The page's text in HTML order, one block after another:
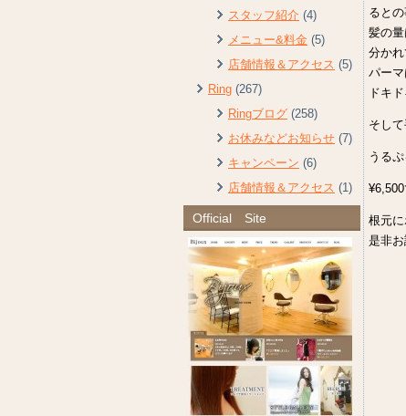
スタッフ紹介 (4)
メニュー&料金 (5)
店舗情報＆アクセス (5)
Ring (267)
Ringブログ (258)
お休みなどお知らせ (7)
キャンペーン (6)
店舗情報＆アクセス (1)
Official Site
るとの
髪の
分か
パー
ドキ
そし
うる
根元
是非お